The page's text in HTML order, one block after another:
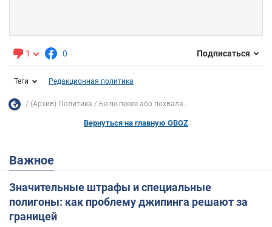
1 0 Подписаться
Теги Редакционная политика
(Архив) Политика Бе-пе-пееее або похвала...
Вернуться на главную OBOZ
Важное
Значительные штрафы и специальные
полигоны: как проблему джипинга решают за
границей